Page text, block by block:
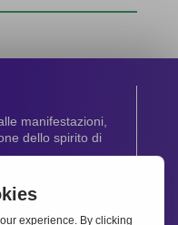
manifestazioni,
dello spirito di